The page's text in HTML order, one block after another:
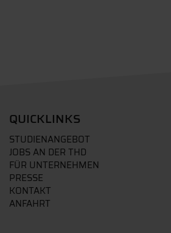
QUICKLINKS
STUDIENANGEBOT
JOBS AN DER THD
FÜR UNTERNEHMEN
PRESSE
KONTAKT
ANFAHRT